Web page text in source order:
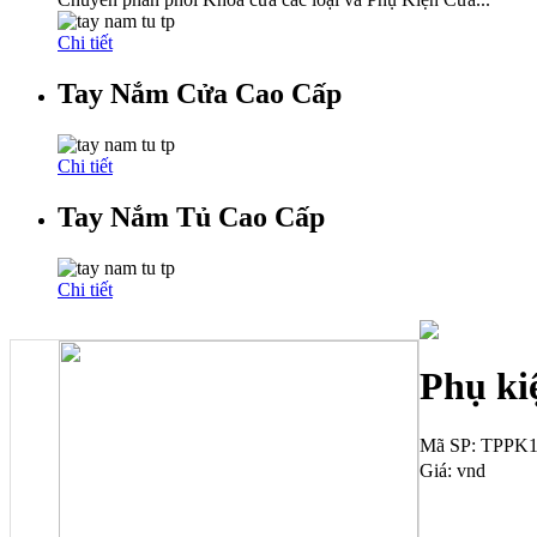
Chi tiết
Tay Nắm Cửa Cao Cấp
Chi tiết
Tay Nắm Tủ Cao Cấp
Chi tiết
Phụ
Mã SP:
Giá: vnd